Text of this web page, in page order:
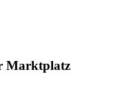
Marktplatz